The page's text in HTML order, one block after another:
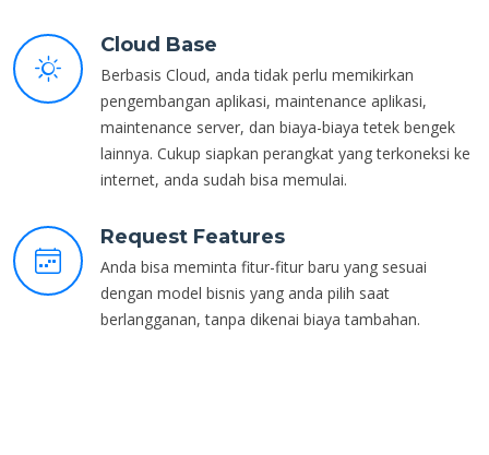
Cloud Base
Berbasis Cloud, anda tidak perlu memikirkan
pengembangan aplikasi, maintenance aplikasi,
maintenance server, dan biaya-biaya tetek bengek
lainnya. Cukup siapkan perangkat yang terkoneksi ke
internet, anda sudah bisa memulai.
Request Features
Anda bisa meminta fitur-fitur baru yang sesuai
dengan model bisnis yang anda pilih saat
berlangganan, tanpa dikenai biaya tambahan.